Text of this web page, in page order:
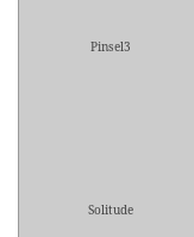
Pinsel3
Solitude